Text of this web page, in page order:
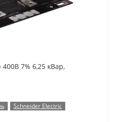
400В 7% 6,25 кВар,
Schneider Electric